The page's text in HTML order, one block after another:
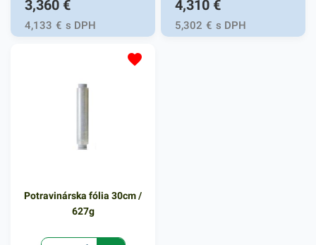
zberných nádob. Vyrobené z
igelitu. Zabezpečujú komfort
a uľahčujú nepríjemnosť
3,360 €
4,133 € s DPH
nábytok a iný materiál pred
možným znečistením.
Využíva sa pri maľovaní,
4,310 €
5,302 € s DPH
Potravinárska fólia 30cm /
627g